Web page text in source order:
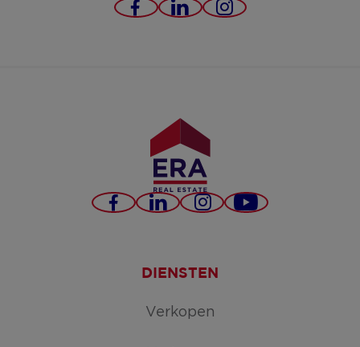
https://https://https://
Facebook
LinkedInInstagramYouTube
DIENSTEN
Verkopen